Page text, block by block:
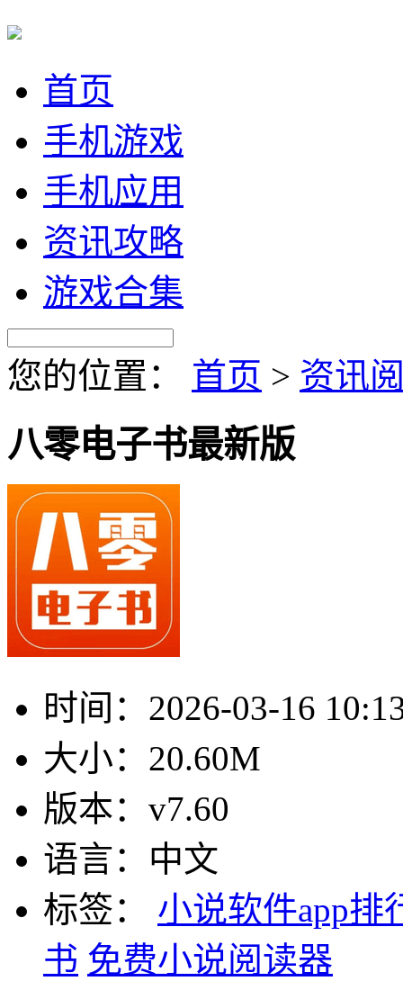
首页
手机游戏
手机应用
资讯攻略
游戏合集
您的位置： 首页 > 资讯
八零电子书最新版
时间： 2026-03-16
大小： 20.60M
版本： v7.60
语言： 中文
标签：
小说软件app排
书 免费小说阅读器